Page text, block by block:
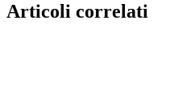
Articoli correlati